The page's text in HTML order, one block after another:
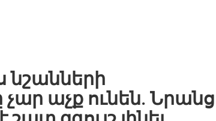
նշանների
չար աչք ունեն. Նրանց